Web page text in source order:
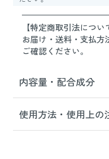
【特定商取引法につい
お届け・送料・支払
ご確認ください。
内容量・配合成分
使用方法・使用上の